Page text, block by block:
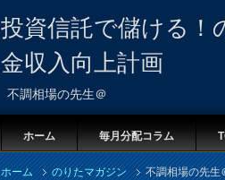
投資信託で儲ける！
金収入向上計画
不調相場の先生＠
ホーム 毎月分配コラム
ホーム のりたマガジン 不調相場の先生